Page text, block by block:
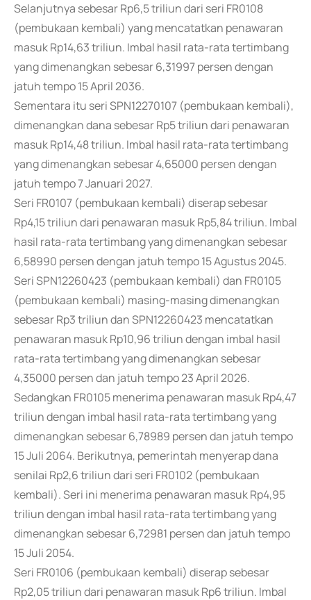
Selanjutnya sebesar Rp6,5 triliun dari seri FR0108
(pembukaan kembali) yang mencatatkan penawaran
masuk Rp14,63 triliun. Imbal hasil rata-rata tertimbang
yang dimenangkan sebesar 6,31997 persen dengan
jatuh tempo 15 April 2036.
Sementara itu seri SPN12270107 (pembukaan kembali),
dimenangkan dana sebesar Rp5 triliun dari penawaran
masuk Rp14,48 triliun. Imbal hasil rata-rata tertimbang
yang dimenangkan sebesar 4,65000 persen dengan
jatuh tempo 7 Januari 2027.
Seri FR0107 (pembukaan kembali) diserap sebesar
Rp4,15 triliun dari penawaran masuk Rp5,84 triliun. Imbal
hasil rata-rata tertimbang yang dimenangkan sebesar
6,58990 persen dengan jatuh tempo 15 Agustus 2045.
Seri SPN12260423 (pembukaan kembali) dan FR0105
(pembukaan kembali) masing-masing dimenangkan
sebesar Rp3 triliun dan SPN12260423 mencatatkan
penawaran masuk Rp10,96 triliun dengan imbal hasil
rata-rata tertimbang yang dimenangkan sebesar
4,35000 persen dan jatuh tempo 23 April 2026.
Sedangkan FR0105 menerima penawaran masuk Rp4,47
triliun dengan imbal hasil rata-rata tertimbang yang
dimenangkan sebesar 6,78989 persen dan jatuh tempo
15 Juli 2064. Berikutnya, pemerintah menyerap dana
senilai Rp2,6 triliun dari seri FR0102 (pembukaan
kembali). Seri ini menerima penawaran masuk Rp4,95
triliun dengan imbal hasil rata-rata tertimbang yang
dimenangkan sebesar 6,72981 persen dan jatuh tempo
15 Juli 2054.
Seri FR0106 (pembukaan kembali) diserap sebesar
Rp2,05 triliun dari penawaran masuk Rp6 triliun. Imbal